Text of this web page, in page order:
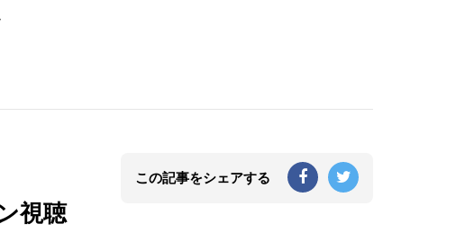
視聴
この記事をシェアする